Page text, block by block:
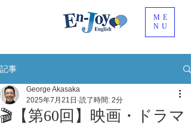
ME
NU
記事
🎬【第60回】映画・ドラマ
George Akasaka
2025年7月21日 読了時間: 2分